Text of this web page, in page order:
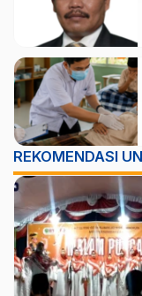
REKOMENDASI